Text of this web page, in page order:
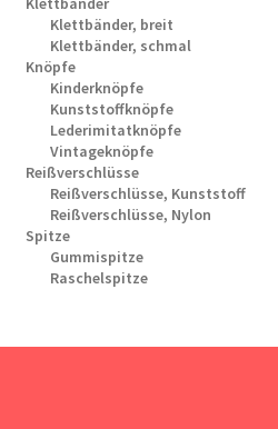
Klettbänder, breit
Klettbänder, schmal
Knöpfe
Kinderknöpfe
Kunststoffknöpfe
Lederimitatknöpfe
Vintageknöpfe
Reißverschlüsse
Reißverschlüsse, Kunststoff
Reißverschlüsse, Nylon
Spitze
Gummispitze
Raschelspitze